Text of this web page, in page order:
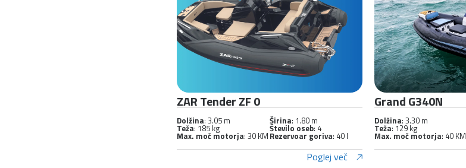
ZAR Tender ZF 0
Dolžina: 3.05 m Širina: 1.80 m
Teža: 185 kg Število oseb: 4
Max. moč motorja: 30 KM Rezervoar goriva: 40 l
Poglej več
Grand G340N
Dolžina: 3.30 m
Teža: 129 kg
Max. moč motorja: 40 KM